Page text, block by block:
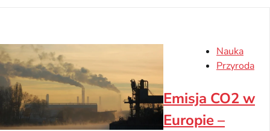
Nauka
Przyroda
Emisja CO2 w
Europie –